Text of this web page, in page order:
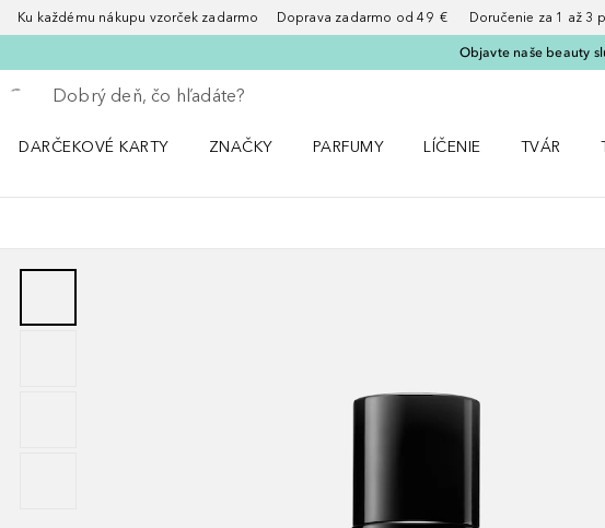
Ku každému nákupu vzorček zadarmo Doprava zadarmo od 49 € Doručenie za 1 až 3
Objavte naše beauty
Choď späť
Vykonajte vyhľadávanie
DARČEKOVÉ KARTY
ZNAČKY
PARFUMY
LÍČENIE
TVÁR